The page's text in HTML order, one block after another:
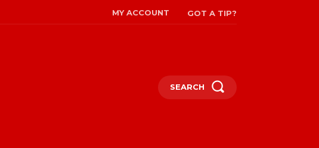
MY ACCOUNT GOT A TIP?
SEARCH